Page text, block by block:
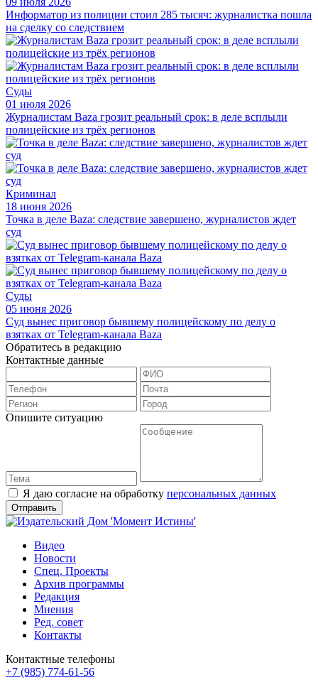
Информатор из полиции стоил 285 тысяч: журналистка пошла
на сделку со следствием
Суды
01 июля 2026
Журналистам Baza грозит реальный срок: в деле всплыли
полицейские из трёх регионов
Криминал
18 июня 2026
Точка в деле Baza: следствие завершено, журналистов ждет
суд
Суды
05 июня 2026
Суд вынес приговор бывшему полицейскому по делу о
взятках от Telegram-канала Baza
Обратитесь в редакцию
Контактные данные
Опишите ситуацию
Я даю согласие на обработку персональных данных
Видео
Новости
Спец. Проекты
Архив программы
Редакция
Мнения
Ред. совет
Контакты
Контактные телефоны
+7 (985) 774-61-56